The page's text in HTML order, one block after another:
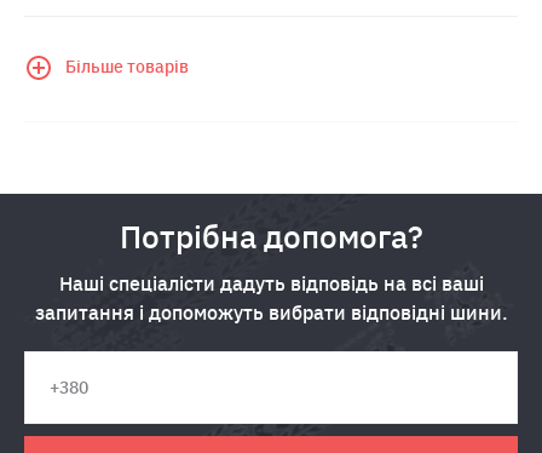
Більше товарів
Потрібна допомога?
Наші спеціалісти дадуть відповідь на всі ваші
запитання і допоможуть вибрати відповідні шини.